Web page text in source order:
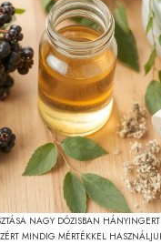
NAGY DÓZISBAN
MINDIG MÉRTÉKKEL